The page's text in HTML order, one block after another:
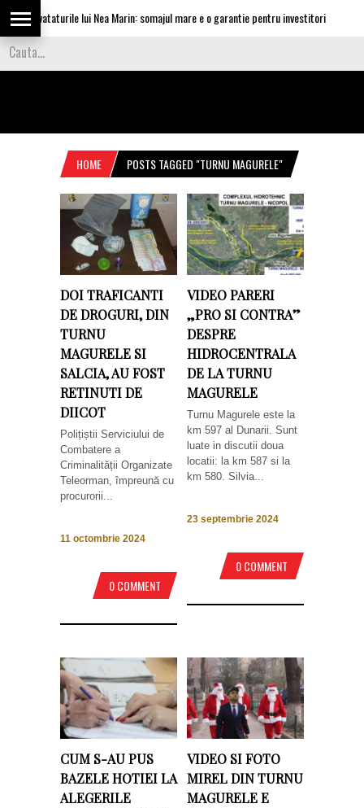
invataturile lui Nea Marin: somajul mare e o garantie pentru investitori
HOME POSTS TAGGED "TURNU MAGURELE"
DOI TRAFICANTI
DE DROGURI, DIN
TURNU
MAGURELE SI
SALCIA, AU FOST
RETINUTI DE
DIICOT
Polițiștii Serviciului de
Combatere a
Criminalității Organizate
Teleorman, împreună cu
procurorii...
11 octombrie 2024
0 COMMENT
VIDEO PARERI
„PRO SI CONTRA”
DESPRE
HIDROCENTRALA
DE LA TURNU
MAGURELE
Turnu Magurele este la
km 597 al Dunarii. Sunt
luate in discutii doua
locatii: la km 587 si la
km 580. Silvia...
23 septembrie 2024
0 COMMENT
CUM S-AU PUS
BAZELE HOTIEI LA
ALEGERILE
VIDEO SI FOTO
MIREL DIN TURNU
MAGURELE E